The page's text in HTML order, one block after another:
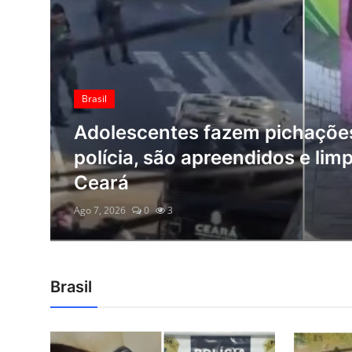
Antônio Cícero, poeta e
Giro dos Famosos
Giro dos Famosos
Esportes
Jair Ventura provoca Odair
eliminação do Athletico:
Ago 7, 2026 0 4
Brasil